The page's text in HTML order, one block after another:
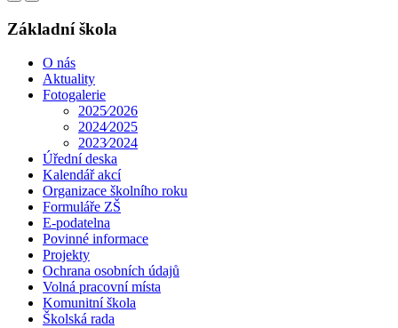
Základní škola
O nás
Aktuality
Fotogalerie
2025⁄2026
2024⁄2025
2023⁄2024
Úřední deska
Kalendář akcí
Organizace školního roku
Formuláře ZŠ
E-podatelna
Povinné informace
Projekty
Ochrana osobních údajů
Volná pracovní místa
Komunitní škola
Školská rada